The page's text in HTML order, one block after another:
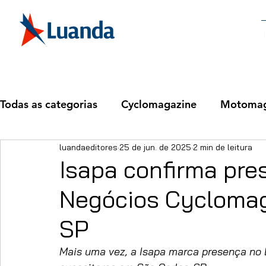
Todas as categorias Cyclomagazine
Isapa confirma
Negócios
SP
luandaeditores 25 de jun. de 2025 2 min de leitura
Mais uma vez, a Isapa marca presença